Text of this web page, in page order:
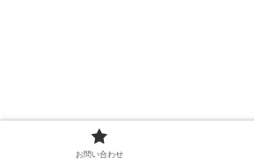
お問い合わせ